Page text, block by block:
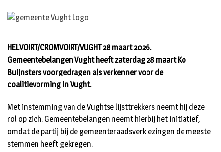
HELVOIRT/CROMVOIRT/VUGHT 28 maart 2026.
Gemeentebelangen Vught heeft zaterdag 28 maart Ko
Buijnsters voorgedragen als verkenner voor de
coalitievorming in Vught.
Met instemming van de Vughtse lijsttrekkers neemt hij deze
rol op zich. Gemeentebelangen neemt hierbij het initiatief,
omdat de partij bij de gemeenteraadsverkiezingen de meeste
stemmen heeft gekregen.